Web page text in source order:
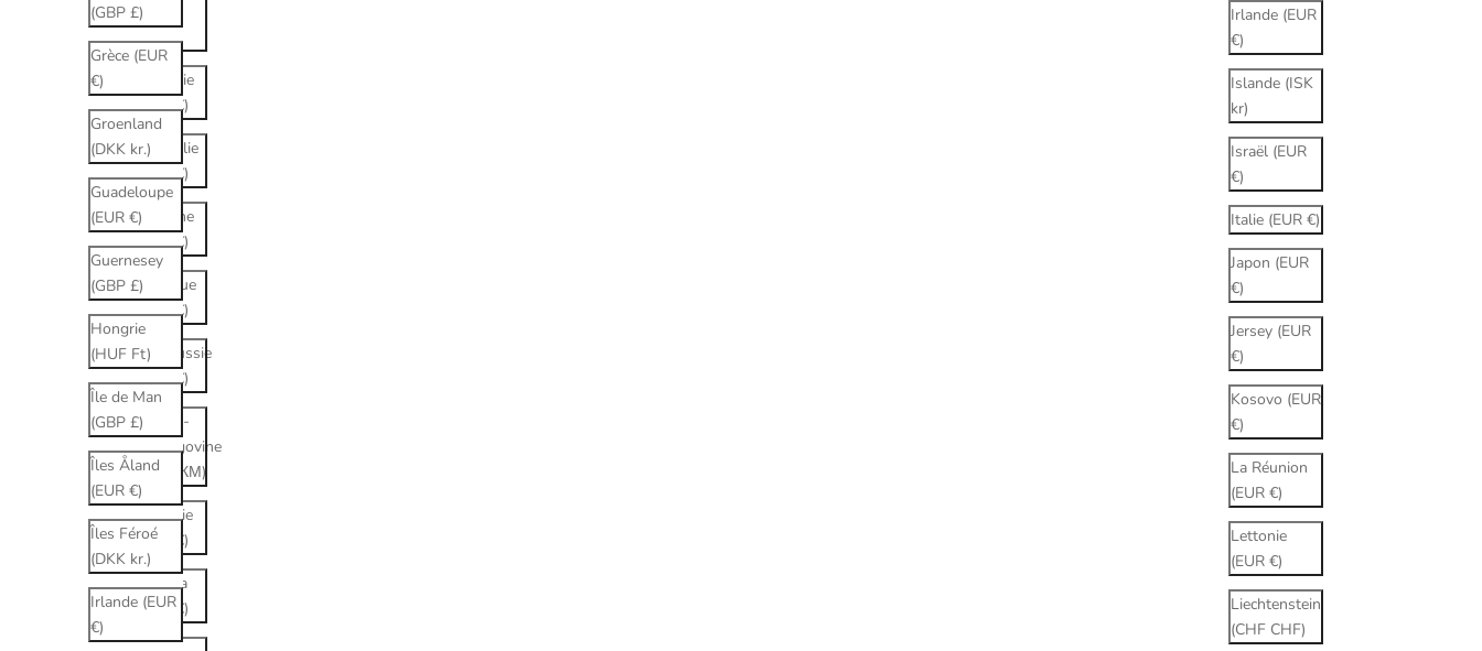
Irlande (EUR
€)
Islande (ISK
kr)
Israël (EUR
€)
Italie (EUR €)
Japon (EUR
€)
Jersey (EUR
€)
Kosovo (EUR
€)
La Réunion
(EUR €)
Lettonie
(EUR €)
Liechtenstein
(CHF CHF)
(GBP £)
Grèce (EUR
€)
Groenland
(DKK kr.)
Guadeloupe
(EUR €)
Guernesey
(GBP £)
Hongrie
(HUF Ft)
Île de Man
(GBP £)
Îles Åland
(EUR €)
Îles Féroé
(DKK kr.)
Irlande (EUR
€)
(SAR
ر.س)
Arménie
(EUR €)
Australie
(EUR €)
Autriche
(EUR €)
Belgique
(EUR €)
Biélorussie
(EUR €)
Bosnie-
Herzégovine
(BAM КМ)
Bulgarie
(EUR €)
Canada
(EUR €)